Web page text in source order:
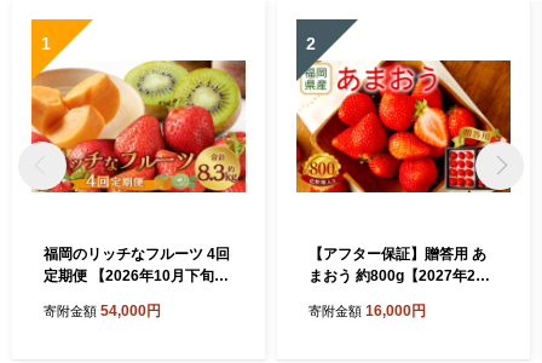
1
福岡のリッチなフルーツ 4回
定期便 【2026年10月下旬～
フルーツ 果実 果物 秋王 甘う
寄附金額 54,000円
2
【アフター保証】贈答用 あ
まおう 約800g【2027年2月
定】 いちご イチゴ 苺 化粧箱
寄附金額 16,000円